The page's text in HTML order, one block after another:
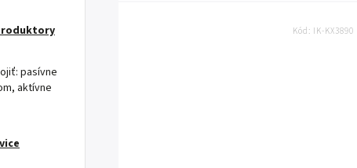
pasívne
aktívne
Kód: IK-KX3890